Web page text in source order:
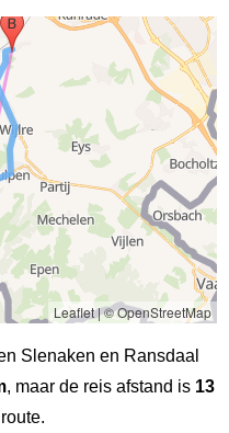
Leaflet|© OpenStreetMap
Slenaken en Ransdaal
, maar de reis afstand is 13